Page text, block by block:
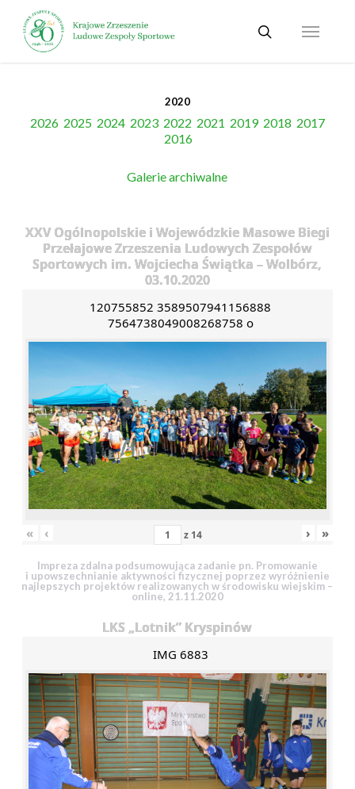
main
content
search
Menu
2020
2026 2025 2024 2023 2022 2021 2019 2018 2017
2016
Galerie archiwalne
XXV Ogólnopolskie i Wojewódzkie Masowe Biegi
Przełajowe Zrzeszenia Ludowych Zespołów
Sportowych im. Wojciecha Świątka – Wolbórz,
03.10.2020
120755852 3589507941156888
7564738049008268758 o
« ‹ z 14 › »
Impreza zdalna podsumowująca zadanie pn. Promowanie
i upowszechnianie aktywności fizycznej poprzez wyróżnienie
najlepszych projektów realizowanych w środowisku wiejskim –
online, 21.11.2020
LKS „Lotnik” Kryspinów
IMG 6883